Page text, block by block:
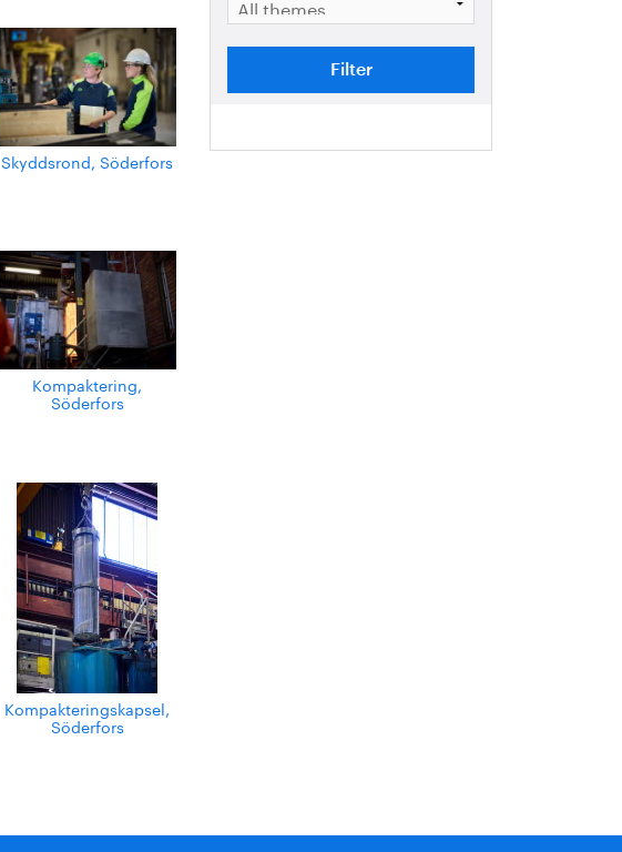
Skyddsrond, Söderfors
Kompaktering,
Söderfors
Kompakteringskapsel,
Söderfors